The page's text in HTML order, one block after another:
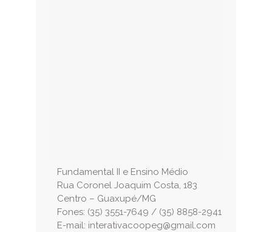
Fundamental II e Ensino Médio
Rua Coronel Joaquim Costa, 183
Centro – Guaxupé/MG
Fones: (35) 3551-7649 / (35) 8858-2941
E-mail: interativacoopeg@gmail.com